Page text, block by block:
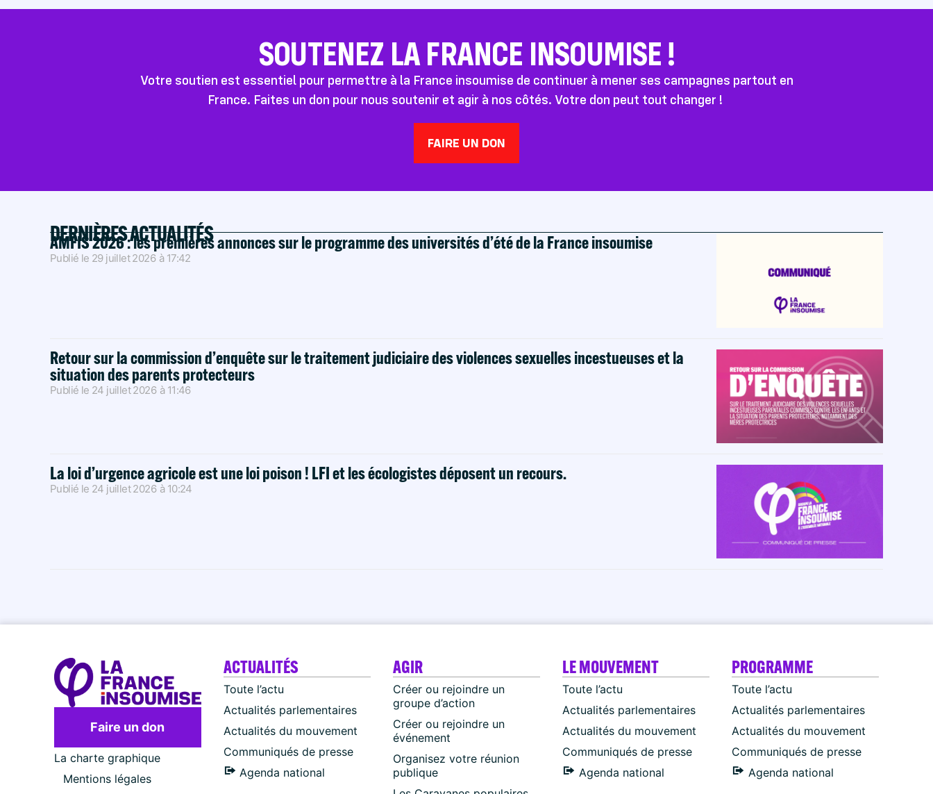
SOUTENEZ LA FRANCE INSOUMISE !
Votre soutien est essentiel pour permettre à la France insoumise de continuer à mener ses campagnes partout en
France. Faites un don pour nous soutenir et agir à nos côtés. Votre don peut tout changer !
FAIRE UN DON
DERNIÈRES ACTUALITÉS
AMFIS 2026 : les premières annonces sur le programme des universités d’été de la France insoumise
Publié le 29 juillet 2026 à 17:42
Retour sur la commission d’enquête sur le traitement judiciaire des violences sexuelles incestueuses et la
situation des parents protecteurs
Publié le 24 juillet 2026 à 11:46
La loi d’urgence agricole est une loi poison ! LFI et les écologistes déposent un recours.
Publié le 24 juillet 2026 à 10:24
Faire un don
La charte graphique
Mentions légales
ACTUALITÉS
Toute l’actu
Actualités parlementaires
Actualités du mouvement
Communiqués de presse
Agenda national
AGIR
Créer ou rejoindre un
groupe d’action
Créer ou rejoindre un
événement
Organisez votre réunion
publique
LE MOUVEMENT
Toute l’actu
Actualités parlementaires
Actualités du mouvement
Communiqués de presse
Agenda national
PROGRAMME
Toute l’actu
Actualités parlementaires
Actualités du mouvement
Communiqués de presse
Agenda national